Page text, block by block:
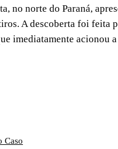
no norte do Paraná,
A descoberta foi feita
imediatamente acionou
Caso